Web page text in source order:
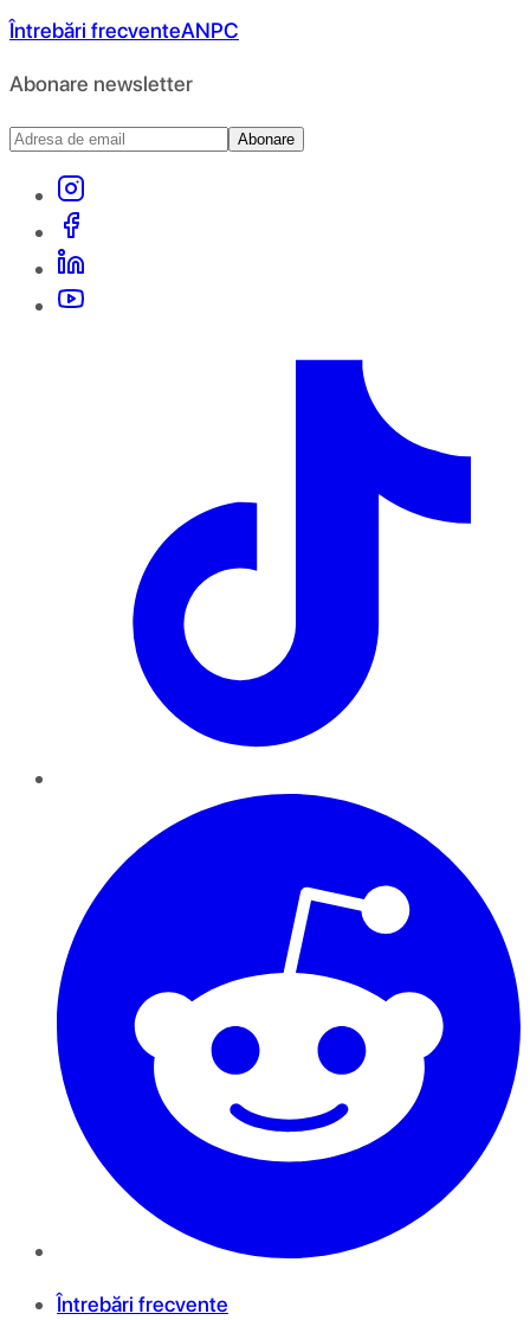
Întrebări frecventeANPC
Abonare newsletter
Abonare
Întrebări frecvente